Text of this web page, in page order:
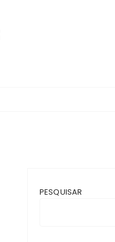
PESQUISAR